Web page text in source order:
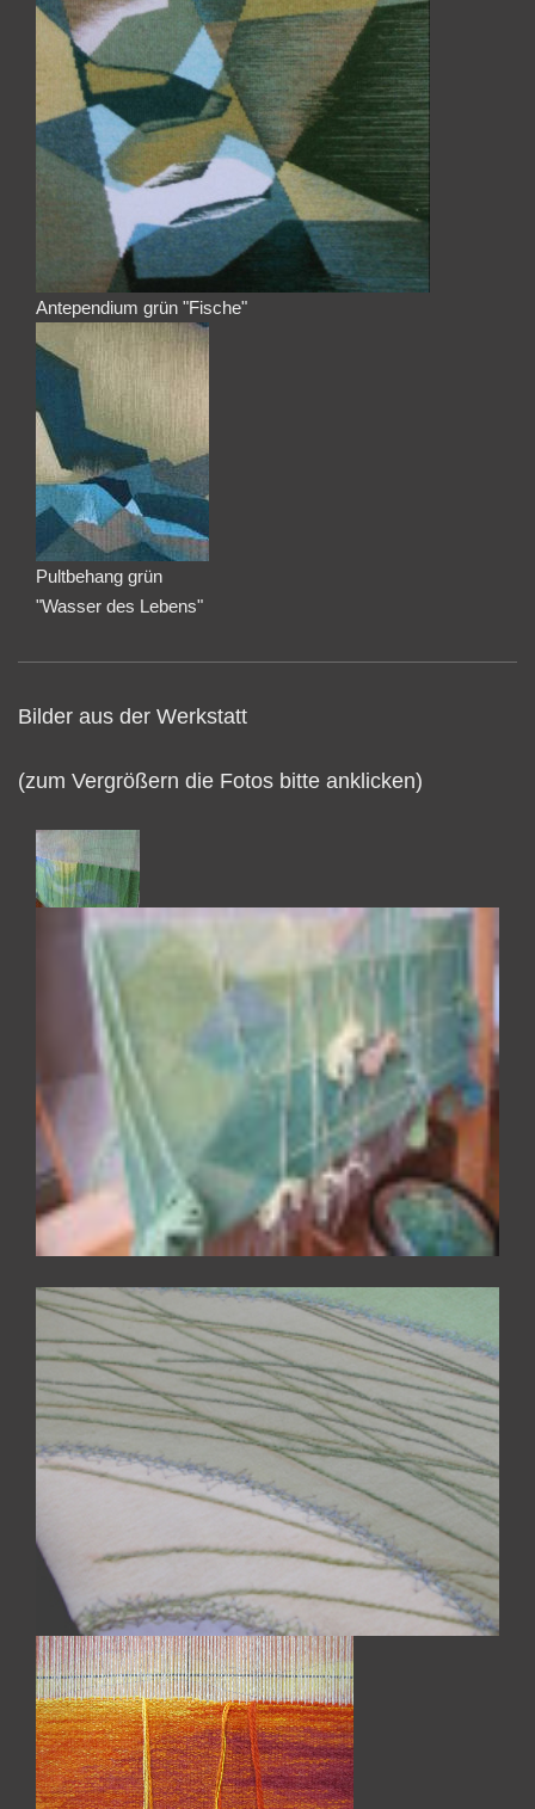
Antependium grün "Fische"
Pultbehang grün
"Wasser des Lebens"
Bilder aus der Werkstatt
(zum Vergrößern die Fotos bitte anklicken)